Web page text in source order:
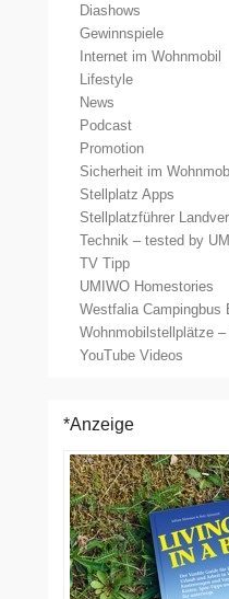
Diashows
Gewinnspiele
Internet im Wohnmobil
Lifestyle
News
Podcast
Promotion
Sicherheit im
Stellplatz Apps
Stellplatzführer
Technik – tested by
TV Tipp
UMIWO Homestories
Westfalia Campingbus
Wohnmobilstellplätze
YouTube Videos
*Anzeige